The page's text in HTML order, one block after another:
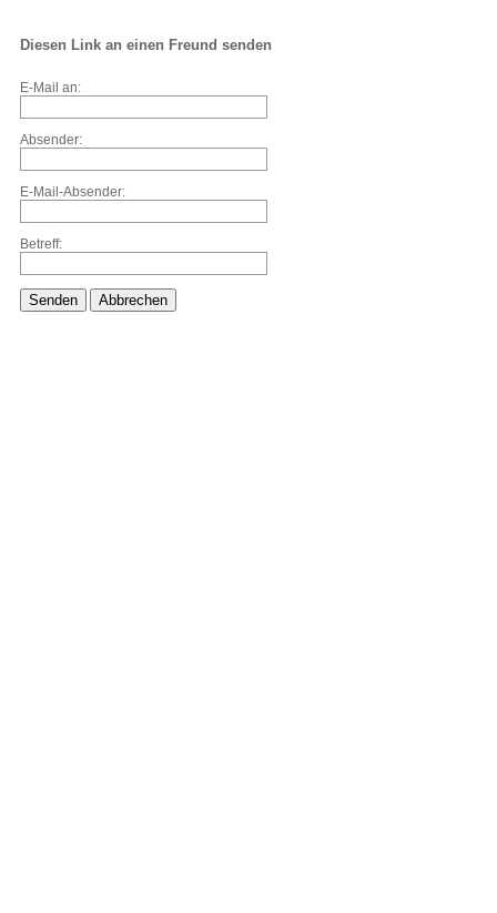
Diesen Link an einen Freund senden
E-Mail an:
Absender:
E-Mail-Absender:
Betreff:
Senden Abbrechen